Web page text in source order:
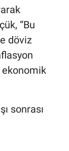
“Bu
döviz
ekonomik
sonrası